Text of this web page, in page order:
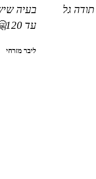
גל
עד 120🤗!
ליבר מזרחי